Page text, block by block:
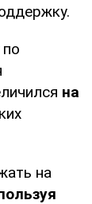
на
на